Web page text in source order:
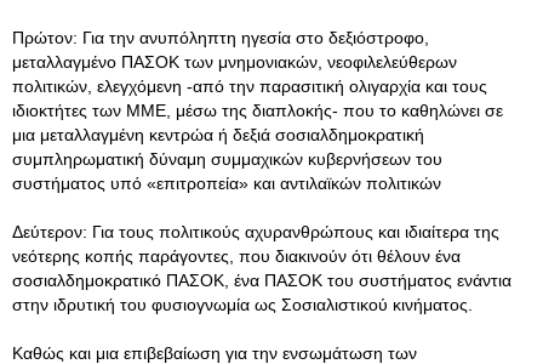
Πρώτον: Για την ανυπόληπτη ηγεσία στο δεξιόστροφο,
μεταλλαγμένο ΠΑΣΟΚ των μνημονιακών, νεοφιλελεύθερων
πολιτικών, ελεγχόμενη -από την παρασιτική ολιγαρχία και τους
ιδιοκτήτες των ΜΜΕ, μέσω της διαπλοκής- που το καθηλώνει σε
μια μεταλλαγμένη κεντρώα ή δεξιά σοσιαλδημοκρατική
συμπληρωματική δύναμη συμμαχικών κυβερνήσεων του
συστήματος υπό «επιτροπεία» και αντιλαϊκών πολιτικών
Δεύτερον: Για τους πολιτικούς αχυρανθρώπους και ιδιαίτερα της
νεότερης κοπής παράγοντες, που διακινούν ότι θέλουν ένα
σοσιαλδημοκρατικό ΠΑΣΟΚ, ένα ΠΑΣΟΚ του συστήματος ενάντια
στην ιδρυτική του φυσιογνωμία ως Σοσιαλιστικού κινήματος.
Καθώς και μια επιβεβαίωση για την ενσωμάτωση των